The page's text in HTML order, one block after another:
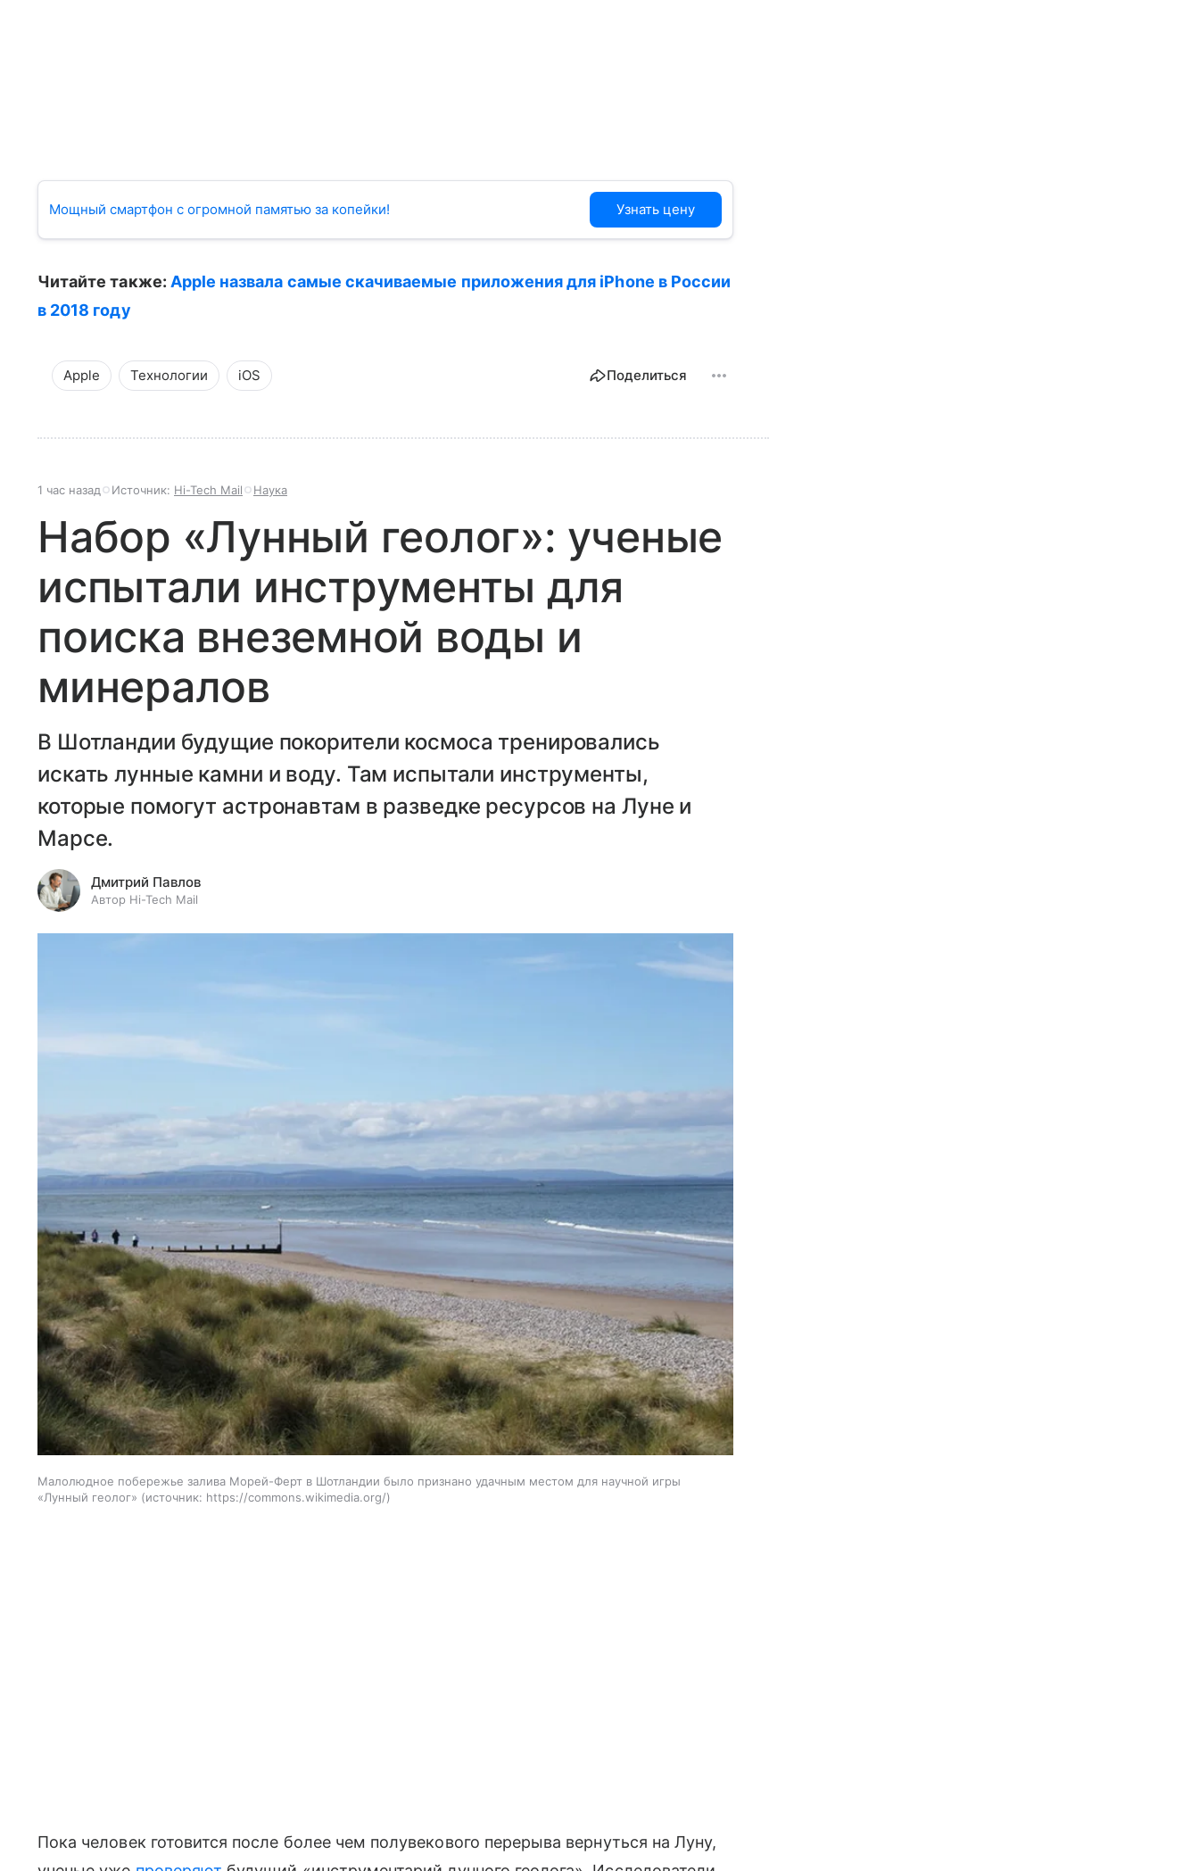
Мощный смартфон с огромной памятью за копейки! Узнать цену
Читайте также: Apple назвала самые скачиваемые приложения для iPhone в России
в 2018 году
Apple Технологии iOS Поделиться
1 час назад Источник: Hi-Tech Mail Наука
Набор «Лунный геолог»: ученые
испытали инструменты для
поиска внеземной воды и
минералов
В Шотландии будущие покорители космоса тренировались
искать лунные камни и воду. Там испытали инструменты,
которые помогут астронавтам в разведке ресурсов на Луне и
Марсе.
Дмитрий Павлов
Автор Hi-Tech Mail
Малолюдное побережье залива Морей-Ферт в Шотландии было признано удачным местом для научной игры
«Лунный геолог»
источник: https://commons.wikimedia.org/
Пока человек готовится после более чем полувекового перерыва вернуться на Луну,